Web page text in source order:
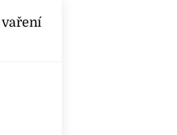
vaření